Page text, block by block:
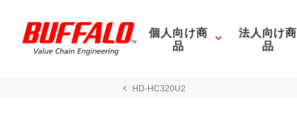
個人向け商
品
法人向け商
品
HD-HC320U2